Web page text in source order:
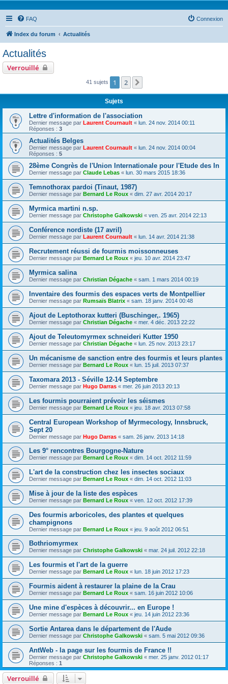
FAQ Connexion
Index du forum Actualités
Actualités
Verrouillé
41 sujets 1 2
Sujets
Lettre d'information de l'association
Dernier message par Laurent Cournault « lun. 24 nov. 2014 00:11
Réponses : 3
Actualités Belges
Dernier message par Laurent Cournault « lun. 24 nov. 2014 00:04
Réponses : 5
28ème Congrès de l'Union Internationale pour l'Etude des In
Dernier message par Claude Lebas « lun. 30 mars 2015 18:36
Temnothorax pardoi (Tinaut, 1987)
Dernier message par Bernard Le Roux « dim. 27 avr. 2014 20:17
Myrmica martini n.sp.
Dernier message par Christophe Galkowski « ven. 25 avr. 2014 22:13
Conférence nordiste (17 avril)
Dernier message par Laurent Cournault « lun. 14 avr. 2014 21:38
Recrutement réussi de fourmis moissonneuses
Dernier message par Bernard Le Roux « jeu. 10 avr. 2014 23:47
Myrmica salina
Dernier message par Christian Dégache « sam. 1 mars 2014 00:19
Inventaire des fourmis des espaces verts de Montpellier
Dernier message par Rumsaïs Blatrix « sam. 18 janv. 2014 00:48
Ajout de Leptothorax kutteri (Buschinger,. 1965)
Dernier message par Christian Dégache « mer. 4 déc. 2013 22:22
Ajout de Teleutomyrmex schneideri Kutter 1950
Dernier message par Christian Dégache « lun. 25 nov. 2013 23:17
Un mécanisme de sanction entre des fourmis et leurs plantes
Dernier message par Bernard Le Roux « lun. 15 juil. 2013 07:37
Taxomara 2013 - Séville 12-14 Septembre
Dernier message par Hugo Darras « mer. 26 juin 2013 20:13
Les fourmis pourraient prévoir les séismes
Dernier message par Bernard Le Roux « jeu. 18 avr. 2013 07:58
Central European Workshop of Myrmecology, Innsbruck,
Sept 20
Dernier message par Hugo Darras « sam. 26 janv. 2013 14:18
Les 9° rencontres Bourgogne-Nature
Dernier message par Bernard Le Roux « dim. 14 oct. 2012 11:59
L'art de la construction chez les insectes sociaux
Dernier message par Bernard Le Roux « dim. 14 oct. 2012 11:03
Mise à jour de la liste des espèces
Dernier message par Bernard Le Roux « ven. 12 oct. 2012 17:39
Des fourmis arboricoles, des plantes et quelques
champignons
Dernier message par Bernard Le Roux « jeu. 9 août 2012 06:51
Bothriomyrmex
Dernier message par Christophe Galkowski « mar. 24 juil. 2012 22:18
Les fourmis et l'art de la guerre
Dernier message par Bernard Le Roux « lun. 18 juin 2012 17:23
Fourmis aident à restaurer la plaine de la Crau
Dernier message par Bernard Le Roux « sam. 16 juin 2012 10:06
Une mine d'espèces à découvrir... en Europe !
Dernier message par Bernard Le Roux « jeu. 14 juin 2012 23:36
Sortie Antarea dans le département de l'Aude
Dernier message par Christophe Galkowski « sam. 5 mai 2012 09:36
AntWeb - la page sur les fourmis de France !!
Dernier message par Christophe Galkowski « mer. 25 janv. 2012 01:17
Réponses : 1
Verrouillé